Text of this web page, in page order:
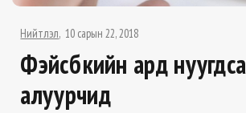
Нийтлэл 10 сарын 22, 2018
Фэйсбүүкийн ард
алуурчид